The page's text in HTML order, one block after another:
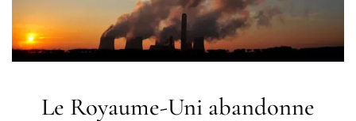
Le Royaume-Uni abandonne